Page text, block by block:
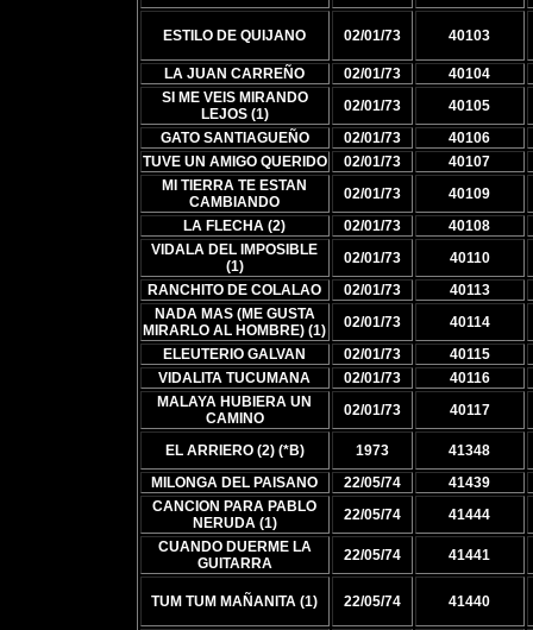
ESTILO DE QUIJANO 02/01/73 40103
LA JUAN CARREÑO 02/01/73
40104
SI ME VEIS MIRANDO
LEJOS (1)
02/01/73
40105
GATO SANTIAGUEÑO
02/01/73
40106
TUVE UN AMIGO QUERIDO
02/01/73
40107
MI TIERRA TE ESTAN
CAMBIANDO
02/01/73
40109
LA FLECHA (2)
02/01/73
40108
VIDALA DEL IMPOSIBLE
(1)
02/01/73
40110
RANCHITO DE COLALAO
02/01/73
40113
NADA MAS (ME GUSTA
MIRARLO AL HOMBRE) (1)
02/01/73
40114
ELEUTERIO GALVAN
02/01/73
40115
VIDALITA TUCUMANA
02/01/73
40116
MALAYA HUBIERA UN
CAMINO
02/01/73 40117
EL ARRIERO (2) (*B) 1973
41348
MILONGA DEL PAISANO
22/05/74
41439
CANCION PARA PABLO
NERUDA (1)
22/05/74
41444
CUANDO DUERME LA
GUITARRA
22/05/74 41441
TUM TUM MAÑANITA (1) 22/05/74 41440